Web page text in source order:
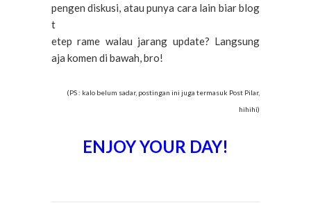
pengen diskusi, atau punya cara lain biar blog
t
etep rame walau jarang update? Langsung
aja komen di bawah, bro!
(PS : kalo belum sadar, postingan ini juga termasuk Post Pilar,
hihihi)
ENJOY YOUR DAY!